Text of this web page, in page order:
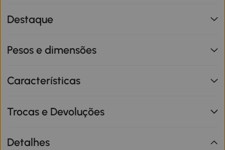
Destaque
Pesos e dimensões
Características
Trocas e Devoluções
Detalhes